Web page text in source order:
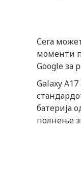
Сега
моменти
Google за
Galaxy
батерија
полнење